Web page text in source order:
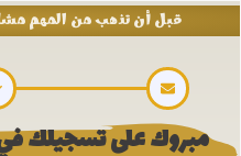
قبل أن تذهب من المهم